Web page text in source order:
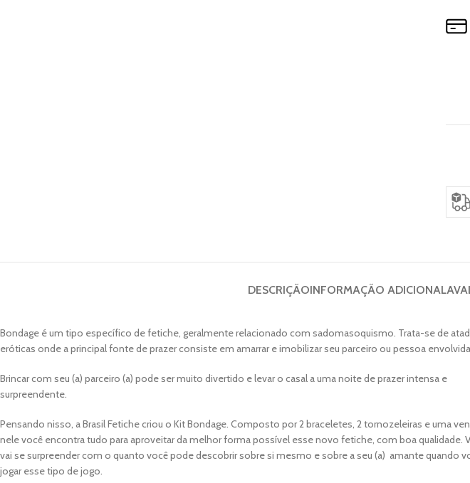
DESCRIÇÃOINFORMAÇÃO ADICIONAL
Bondage é um tipo específico de fetiche, geralmente relacionado com sadomasoquismo. Trata-se de
eróticas onde a principal fonte de prazer consiste em amarrar e imobilizar seu parceiro ou pessoa
Brincar com seu (a) parceiro (a) pode ser muito divertido e levar o casal a uma noite de prazer intensa e
surpreendente.
Pensando nisso, a Brasil Fetiche criou o Kit Bondage. Composto por 2 braceletes, 2 tornozeleiras e uma
nele você encontra tudo para aproveitar da melhor forma possível esse novo fetiche, com boa qualidade.
vai se surpreender com o quanto você pode descobrir sobre si mesmo e sobre a seu (a) amante quando
jogar esse tipo de jogo.